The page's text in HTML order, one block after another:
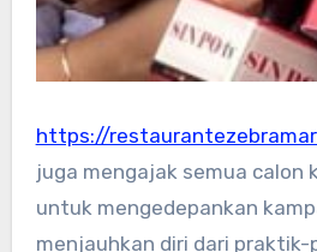
https://
juga mengajak semua calon
untuk mengedepankan
menjauhkan diri dari